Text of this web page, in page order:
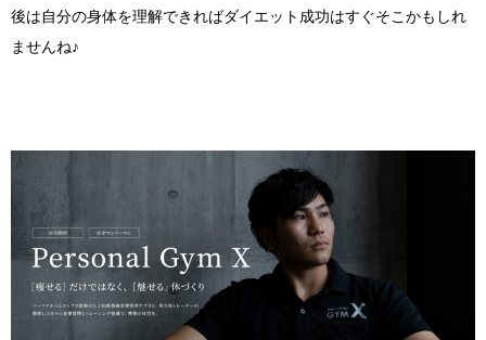
後は自分の身体を理解できればダイエット成功はすぐそこかもしれ
ませんね♪